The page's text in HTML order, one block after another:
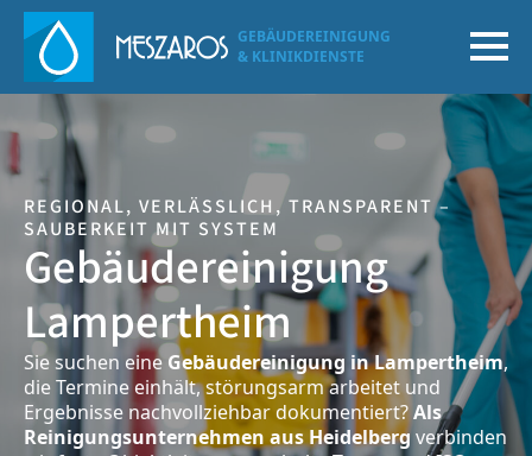
GEBÄUDEREINIGUNG
& KLINIKDIENSTE
REGIONAL, VERLÄSSLICH, TRANSPARENT –
SAUBERKEIT MIT SYSTEM
Gebäudereinigung
Lampertheim
Sie suchen eine Gebäudereinigung in Lampertheim,
die Termine einhält, störungsarm arbeitet und
Ergebnisse nachvollziehbar dokumentiert?Als
Reinigungsunternehmen aus Heidelbergverbinden